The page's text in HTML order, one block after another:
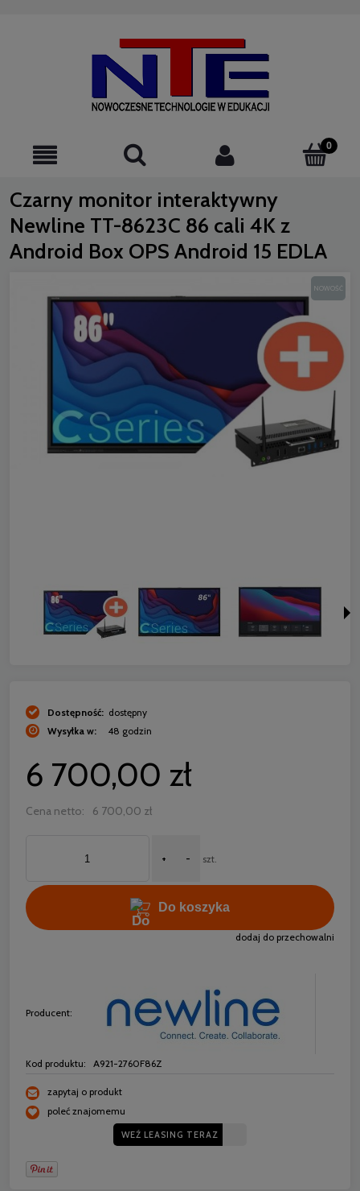
Czarny monitor interaktywny
Newline TT-8623C 86 cali 4K z
Android Box OPS Android 15 EDLA
NOWOŚĆ
Dostępność: dostępny
Wysyłka w:
48 godzin
6 700,00 zł
Cena netto: 6 700,00 zł
+ - szt.
Do koszyka
dodaj do przechowalni
Producent:
Kod produktu: A921-2760F86Z
zapytaj o produkt
poleć znajomemu
WEŹ LEASING TERAZ